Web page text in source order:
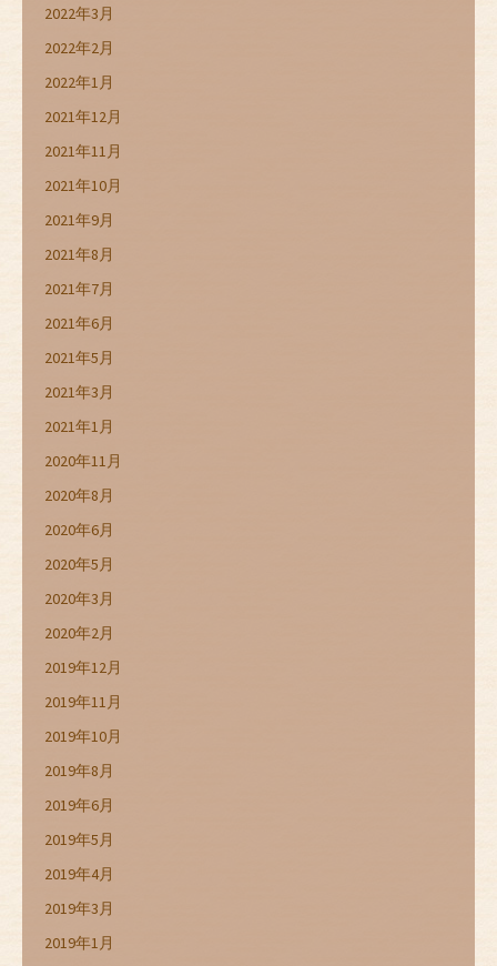
2022年3月
2022年2月
2022年1月
2021年12月
2021年11月
2021年10月
2021年9月
2021年8月
2021年7月
2021年6月
2021年5月
2021年3月
2021年1月
2020年11月
2020年8月
2020年6月
2020年5月
2020年3月
2020年2月
2019年12月
2019年11月
2019年10月
2019年8月
2019年6月
2019年5月
2019年4月
2019年3月
2019年1月